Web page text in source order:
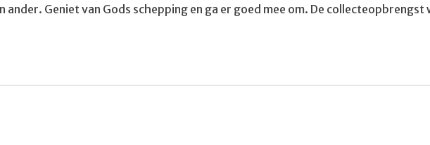
ander. Geniet van Gods schepping en ga er goed mee om. De collecteopbrengst